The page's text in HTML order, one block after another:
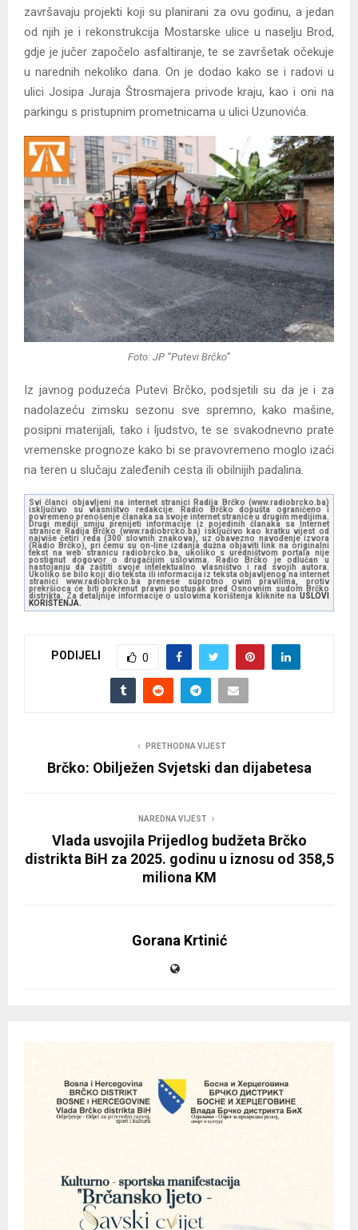
završavaju projekti koji su planirani za ovu godinu, a jedan
od njih je i rekonstrukcija Mostarske ulice u naselju Brod,
gdje je jučer započelo asfaltiranje, te se završetak očekuje
u narednih nekoliko dana. On je dodao kako se i radovi u
ulici Josipa Juraja Štrosmajera privode kraju, kao i oni na
parkingu s pristupnim prometnicama u ulici Uzunovića.
Foto: JP “Putevi Brčko”
Iz javnog poduzeća Putevi Brčko, podsjetili su da je i za
nadolazeću zimsku sezonu sve spremno, kako mašine,
posipni materijali, tako i ljudstvo, te se svakodnevno prate
vremenske prognoze kako bi se pravovremeno moglo izaći
na teren u slučaju zaleđenih cesta ili obilnijih padalina.
Svi članci objavljeni na internet stranici Radija Brčko (www.radiobrcko.ba)
isključivo su vlasništvo redakcije. Radio Brčko dopušta ograničeno i
povremeno prenošenje članaka sa svoje internet stranice u drugim medijima.
Drugi mediji smiju prenijeti informacije iz pojedinih članaka sa Internet
stranice Radija Brčko (www.radiobrcko.ba) isključivo kao kratku vijest od
najviše četiri reda (300 slovnih znakova), uz obavezno navođenje izvora
(Radio Brčko), pri čemu su on-line izdanja dužna objaviti link na originalni
tekst na web stranicu radiobrcko.ba, ukoliko s uredništvom portala nije
postignut dogovor o drugačijim uslovima. Radio Brčko je odlučan u
nastojanju da zaštiti svoje intelektualno vlasništvo i rad svojih autora.
Ukoliko se bilo koji dio teksta ili informacija iz teksta objavljenog na internet
stranici www.radiobrcko.ba prenese suprotno ovim pravilima, protiv
prekršioca će biti pokrenut pravni postupak pred Osnovnim sudom Brčko
distrikta. Za detaljnije informacije o uslovima korištenja kliknite na USLOVI
KORIŠTENJA.
PODIJELI 0
PRETHODNA VIJEST
Brčko: Obilježen Svjetski dan dijabetesa
NAREDNA VIJEST
Vlada usvojila Prijedlog budžeta Brčko
distrikta BiH za 2025. godinu u iznosu od 358,5
miliona KM
Gorana Krtinić